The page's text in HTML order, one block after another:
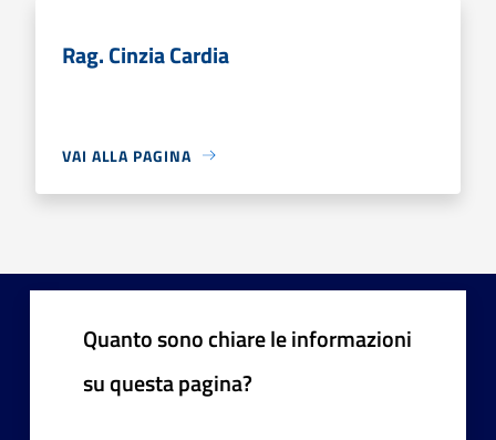
Rag. Cinzia Cardia
VAI ALLA PAGINA
Quanto sono chiare le informazioni
su questa pagina?